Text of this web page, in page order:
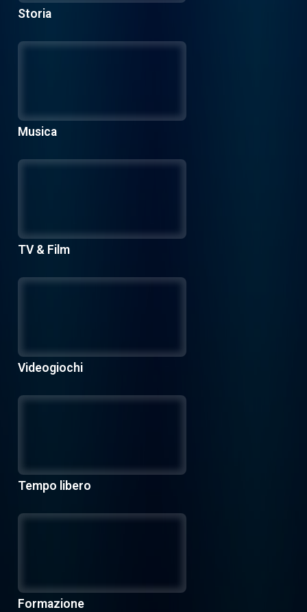
Storia
Musica
TV & Film
Videogiochi
Tempo libero
Formazione